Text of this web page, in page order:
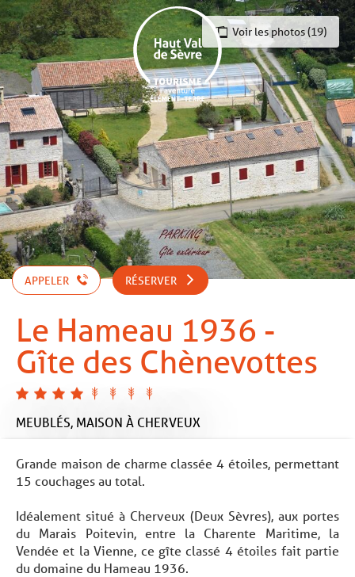
Aller
au
contenu
principal
Voir les photos (19)
APPELER RÉSERVER
Le Hameau 1936 -
Gîte des Chènevottes
MEUBLÉS, MAISON À CHERVEUX
Grande maison de charme classée 4 étoiles, permettant
15 couchages au total.
Idéalement situé à Cherveux (Deux Sèvres), aux portes
du Marais Poitevin, entre la Charente Maritime, la
Vendée et la Vienne, ce gîte classé 4 étoiles fait partie
du domaine du Hameau 1936.